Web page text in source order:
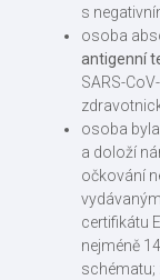
s
osoba
antigenní
SARS-
osoba byla
a doloží
očkování
certifikátu
nejméně
schématu;